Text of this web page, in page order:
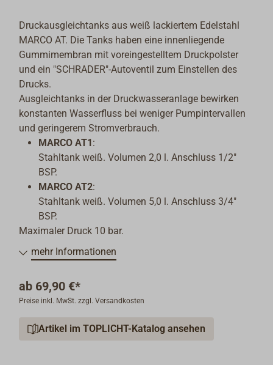
Druckausgleichtanks aus weiß lackiertem Edelstahl
MARCO AT. Die Tanks haben eine innenliegende
Gummimembran mit voreingestelltem Druckpolster
und ein "SCHRADER"-Autoventil zum Einstellen des
Drucks.
Ausgleichtanks in der Druckwasseranlage bewirken
konstanten Wasserfluss bei weniger Pumpintervallen
und geringerem Stromverbrauch.
MARCO AT1 :
Stahltank weiß. Volumen 2,0 l. Anschluss 1/2"
BSP.
MARCO AT2:
Stahltank weiß. Volumen 5,0 l. Anschluss 3/4"
BSP.
Maximaler Druck 10 bar.
mehr Informationen
ab 69,90 €*
Preise inkl. MwSt. zzgl. Versandkosten
Artikel im TOPLICHT-Katalog ansehen